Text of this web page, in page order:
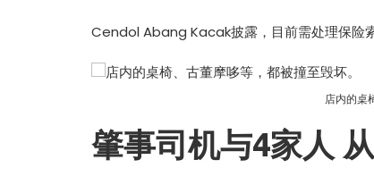
Cendol Abang Kacak披露，目前需处理保险
店内的桌
肇事司机与4家人
苏永康将邀歌迷上台合唱
肉骨茶“全世界最好吃”